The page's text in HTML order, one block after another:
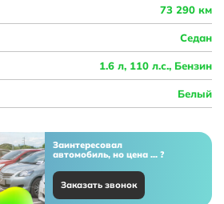
73 290 км
Седан
1.6 л, 110 л.с., Бензин
Белый
Заинтересовал
автомобиль, но цена ... ?
Заказать звонок